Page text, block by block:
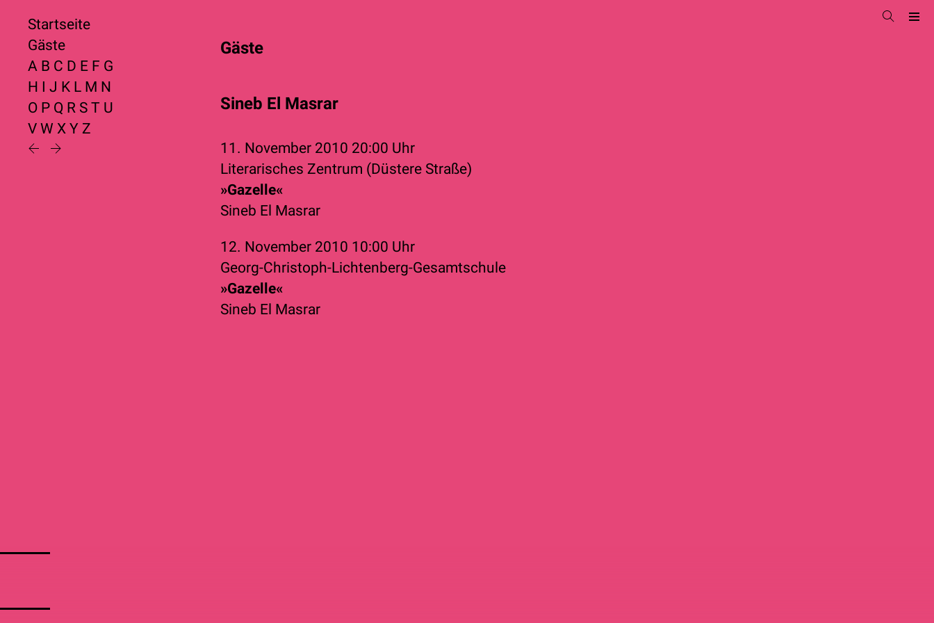
Startseite
Gäste
A B C D E F G
H I J K L M N
O P Q R S T U
V W X Y Z
Gäste
Sineb El Masrar
11. November 2010 20:00 Uhr
Literarisches Zentrum (Düstere Straße)
»Gazelle«
Sineb El Masrar
12. November 2010 10:00 Uhr
Georg-Christoph-Lichtenberg-Gesamtschule
»Gazelle«
Sineb El Masrar